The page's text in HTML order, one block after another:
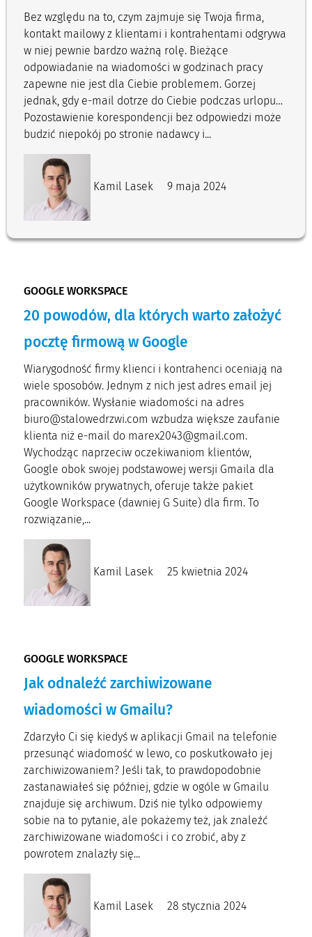
Bez względu na to, czym zajmuje się Twoja firma,
kontakt mailowy z klientami i kontrahentami odgrywa
w niej pewnie bardzo ważną rolę. Bieżące
odpowiadanie na wiadomości w godzinach pracy
zapewne nie jest dla Ciebie problemem. Gorzej
jednak, gdy e-mail dotrze do Ciebie podczas urlopu…
Pozostawienie korespondencji bez odpowiedzi może
budzić niepokój po stronie nadawcy i...
Kamil Lasek 9 maja 2024
GOOGLE WORKSPACE
20 powodów, dla których warto założyć
pocztę firmową w Google
Wiarygodność firmy klienci i kontrahenci oceniają na
wiele sposobów. Jednym z nich jest adres email jej
pracowników. Wysłanie wiadomości na adres
biuro@stalowedrzwi.com wzbudza większe zaufanie
klienta niż e-mail do marex2043@gmail.com.
Wychodząc naprzeciw oczekiwaniom klientów,
Google obok swojej podstawowej wersji Gmaila dla
użytkowników prywatnych, oferuje także pakiet
Google Workspace (dawniej G Suite) dla firm. To
rozwiązanie,...
Kamil Lasek 25 kwietnia 2024
GOOGLE WORKSPACE
Jak odnaleźć zarchiwizowane
wiadomości w Gmailu?
Zdarzyło Ci się kiedyś w aplikacji Gmail na telefonie
przesunąć wiadomość w lewo, co poskutkowało jej
zarchiwizowaniem? Jeśli tak, to prawdopodobnie
zastanawiałeś się później, gdzie w ogóle w Gmailu
znajduje się archiwum. Dziś nie tylko odpowiemy
sobie na to pytanie, ale pokażemy też, jak znaleźć
zarchiwizowane wiadomości i co zrobić, aby z
powrotem znalazły się...
Kamil Lasek 28 stycznia 2024